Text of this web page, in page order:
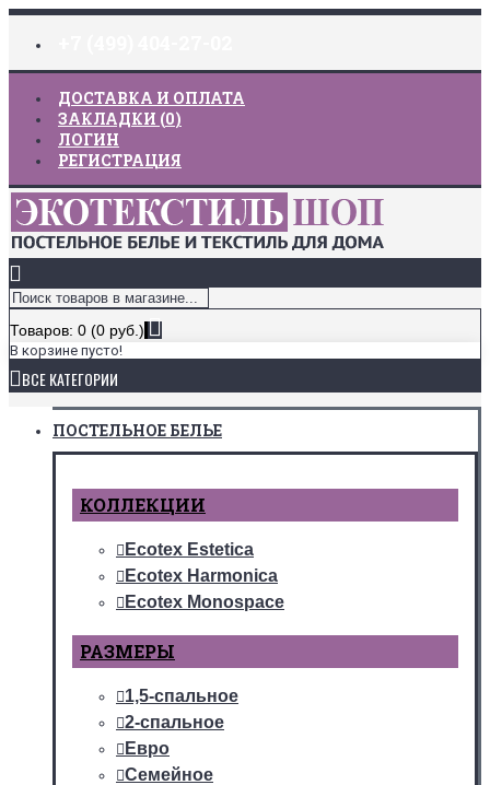
ДОСТАВКА И ОПЛАТА
ЗАКЛАДКИ (0)
ЛОГИН
РЕГИСТРАЦИЯ
Товаров: 0 (0 руб.)
В корзине пусто!
ВСЕ КАТЕГОРИИ
ПОСТЕЛЬНОЕ БЕЛЬЕ
КОЛЛЕКЦИИ
Ecotex Estetica
Ecotex Harmonica
Ecotex Monospace
РАЗМЕРЫ
1,5-спальное
2-спальное
Евро
Семейное